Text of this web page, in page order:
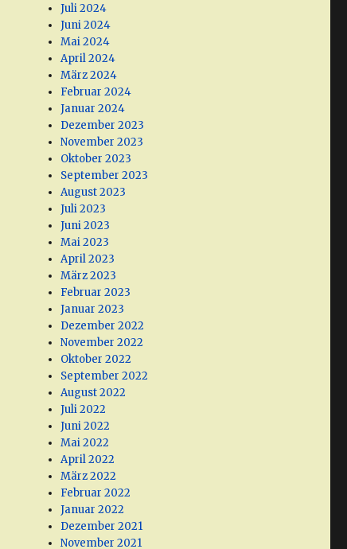
Juli 2024
Juni 2024
Mai 2024
April 2024
März 2024
Februar 2024
Januar 2024
Dezember 2023
November 2023
Oktober 2023
September 2023
August 2023
Juli 2023
Juni 2023
Mai 2023
April 2023
März 2023
Februar 2023
Januar 2023
Dezember 2022
November 2022
Oktober 2022
September 2022
August 2022
Juli 2022
Juni 2022
Mai 2022
April 2022
März 2022
Februar 2022
Januar 2022
Dezember 2021
November 2021